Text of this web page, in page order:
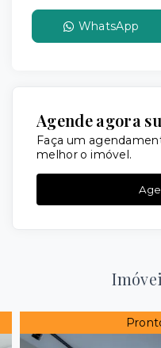
WhatsApp
Agende agora
Faça um
melhor o imóvel.